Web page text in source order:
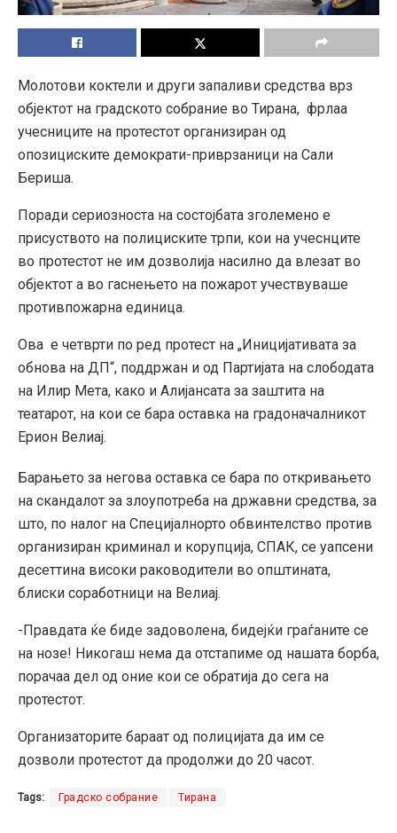
Молотови коктели и други запаливи средства врз
објектот на градското собрание во Тирана, фрлаа
учесниците на протестот организиран од
опозициските демократи-приврзаници на Сали
Бериша.
Поради сериозноста на состојбата зголемено е
присуството на полициските трпи, кои на учеснците
во протестот не им дозволија насилно да влезат во
објектот а во гаснењето на пожарот учествуваше
противпожарна единица.
Ова е четврти по ред протест на „Иницијативата за
обнова на ДП“, поддржан и од Партијата на слободата
на Илир Мета, како и Алијансата за заштита на
театарот, на кои се бара оставка на градоначалникот
Ерион Велиај.
Барањето за негова оставка се бара по откривањето
на скандалот за злоупотреба на државни средства, за
што, по налог на Специјалнорто обвинтелство против
организиран криминал и корупција, СПАК, се уапсени
десеттина високи раководители во општината,
блиски соработници на Велиај.
-Правдата ќе биде задоволена, бидејќи граѓаните се
на нозе! Никогаш нема да отстапиме од нашата борба,
порачаа дел од оние кои се обратија до сега на
протестот.
Организаторите бараат од полицијата да им се
дозволи протестот да продолжи до 20 часот.
Tags: Градско собрание Тирана